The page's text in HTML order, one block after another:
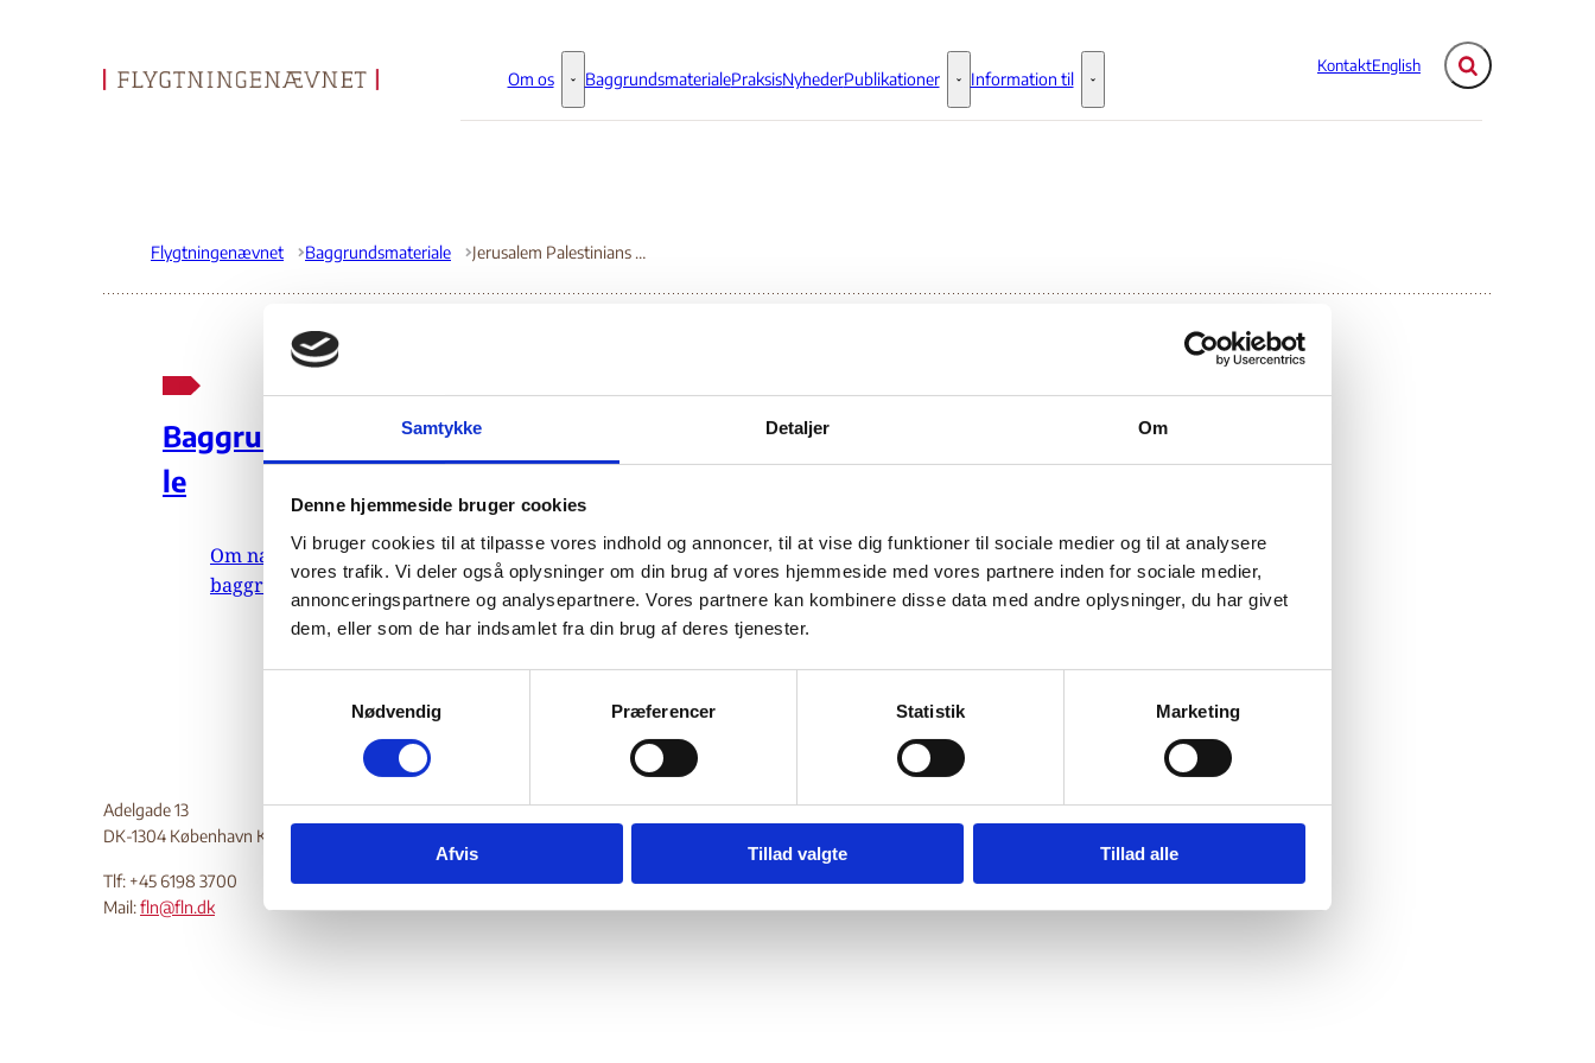
Samtykke Detaljer Om
Denne hjemmeside bruger cookies
Vi bruger cookies til at tilpasse vores indhold og annoncer, til at vise dig funktioner til sociale medier og til at analysere
vores trafik. Vi deler også oplysninger om din brug af vores hjemmeside med vores partnere inden for sociale medier,
annonceringspartnere og analysepartnere. Vores partnere kan kombinere disse data med andre oplysninger, du har givet
dem, eller som de har indsamlet fra din brug af deres tjenester.
v
Nødvendig Præferencer Statistik Marketing
Afvis Tillad valgte Tillad alle
Gå til forsiden
KontaktEnglish Fold søgefelt ud
Om os Om os - Flere links
BaggrundsmaterialePraksisNyhederPublikationer Publikationer - Flere links
Information til Information til - Flere links
Flygtningenævnet Baggrundsmateriale Jerusalem Palestinians Stripped of Status
Baggrundsmateria
le
Om nævnets
baggrundsmateriale
Jerusalem Palestinians
Stripped of Status
07.08.2017 Bilag 89 Human Rights Watch (HRW)Israel (II)
Download
Adelgade 13
DK-1304 København K
Tlf: +45 6198 3700
Mail:fln@fln.dk
Digital Post - Borger
Tilgængelighedserklæring
Relevante links